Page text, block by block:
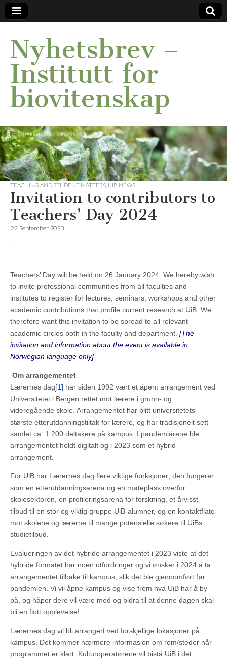
Nyhetsbrev –
Institutt for
biovitenskap
TEACHING AND STUDENT MATTERS UIB NEWS
Invitation to contributors to
Teachers’ Day 2024
22. September 2023
Teachers’ Day will be held on 26 January 2024. We hereby wish
to invite professional communities from all faculties and
institutes to register for lectures, seminars, workshops and other
academic contributions that profile current research at UiB. We
therefore want this invitation to be spread to all relevant
academic circles both in the faculty and department. [The
invitation and information about the event is available in
Norwegian language only]
Om arrangementet
Lærernes dag[1] har siden 1992 vært et åpent arrangement ved
Universitetet i Bergen rettet mot lærere i grunn- og
videregående skole. Arrangementet har blitt universitetets
største etterutdanningstiltak for lærere, og har tradisjonelt sett
samlet ca. 1 200 deltakere på kampus. I pandemiårene ble
arrangementet holdt digitalt og i 2023 som et hybrid
arrangement.
For UiB har Lærernes dag flere viktige funksjoner; den fungerer
som en etterutdanningsarena og en møteplass overfor
skolesektoren, en profileringsarena for forskning, et årvisst
tilbud til en stor og viktig gruppe UiB-alumner, og en kontaktflate
mot skolene og lærerne til mange potensielle søkere til UiBs
studietilbud.
Evalueringen av det hybride arrangementet i 2023 viste at det
hybride formatet har noen utfordringer og vi ønsker i 2024 å ta
arrangementet tilbake til kampus, slik det ble gjennomført før
pandemien. Vi vil åpne kampus og vise frem hva UiB har å by
på, og håper dere vil være med og bidra til at denne dagen skal
bli en flott opplevelse!
Lærernes dag vil bli arrangert ved forskjellige lokasjoner på
kampus. Det kommer nærmere informasjon om rom/steder når
programmet er klart. Kulturoperatørene vil bistå UiB i det